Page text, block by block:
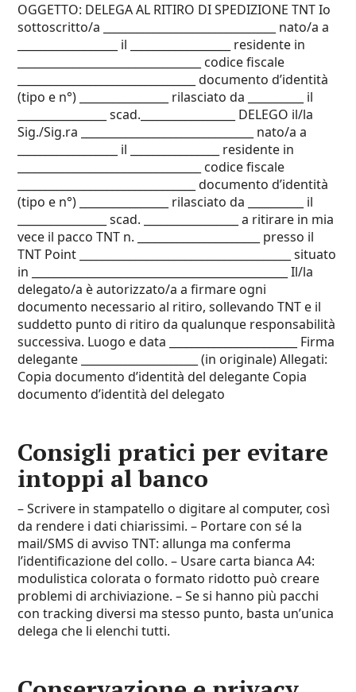
OGGETTO: DELEGA AL RITIRO DI SPEDIZIONE TNT Io
sottoscritto/a _______________________________ nato/a a
__________________ il __________________ residente in
_________________________________ codice fiscale
________________________________ documento d’identità
(tipo e n°) ________________ rilasciato da __________ il
________________ scad._________________ DELEGO il/la
Sig./Sig.ra _______________________________ nato/a a
__________________ il ________________ residente in
_________________________________ codice fiscale
________________________________ documento d’identità
(tipo e n°) ________________ rilasciato da __________ il
________________ scad. _________________ a ritirare in mia
vece il pacco TNT n. ______________________ presso il
TNT Point ______________________________________ situato
in ______________________________________________ Il/la
delegato/a è autorizzato/a a firmare ogni
documento necessario al ritiro, sollevando TNT e il
suddetto punto di ritiro da qualunque responsabilità
successiva. Luogo e data _______________________ Firma
delegante _____________________ (in originale) Allegati:
Copia documento d’identità del delegante Copia
documento d’identità del delegato
Consigli pratici per evitare
intoppi al banco
– Scrivere in stampatello o digitare al computer, così
da rendere i dati chiarissimi. – Portare con sé la
mail/SMS di avviso TNT: allunga ma conferma
l’identificazione del collo. – Usare carta bianca A4:
modulistica colorata o formato ridotto può creare
problemi di archiviazione. – Se si hanno più pacchi
con tracking diversi ma stesso punto, basta un’unica
delega che li elenchi tutti.